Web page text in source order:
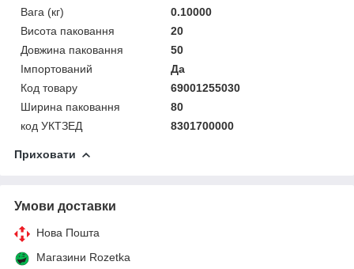
Вага (кг)
0.10000
Висота паковання
20
Довжина паковання
50
Імпортований
Да
Код товару
69001255030
Ширина паковання
80
код УКТЗЕД
8301700000
Приховати
Умови доставки
Нова Пошта
Магазини Rozetka